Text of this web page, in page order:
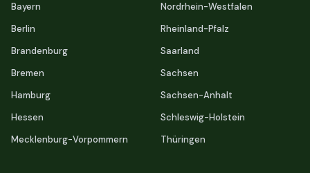
Bayern
Berlin
Brandenburg
Bremen
Hamburg
Hessen
Mecklenburg-Vorpommern
Nordrhein-Westfalen
Rheinland-Pfalz
Saarland
Sachsen
Sachsen-Anhalt
Schleswig-Holstein
Thüringen